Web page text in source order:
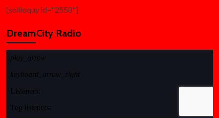
[soliloquy id="2558"]
DreamCity Radio